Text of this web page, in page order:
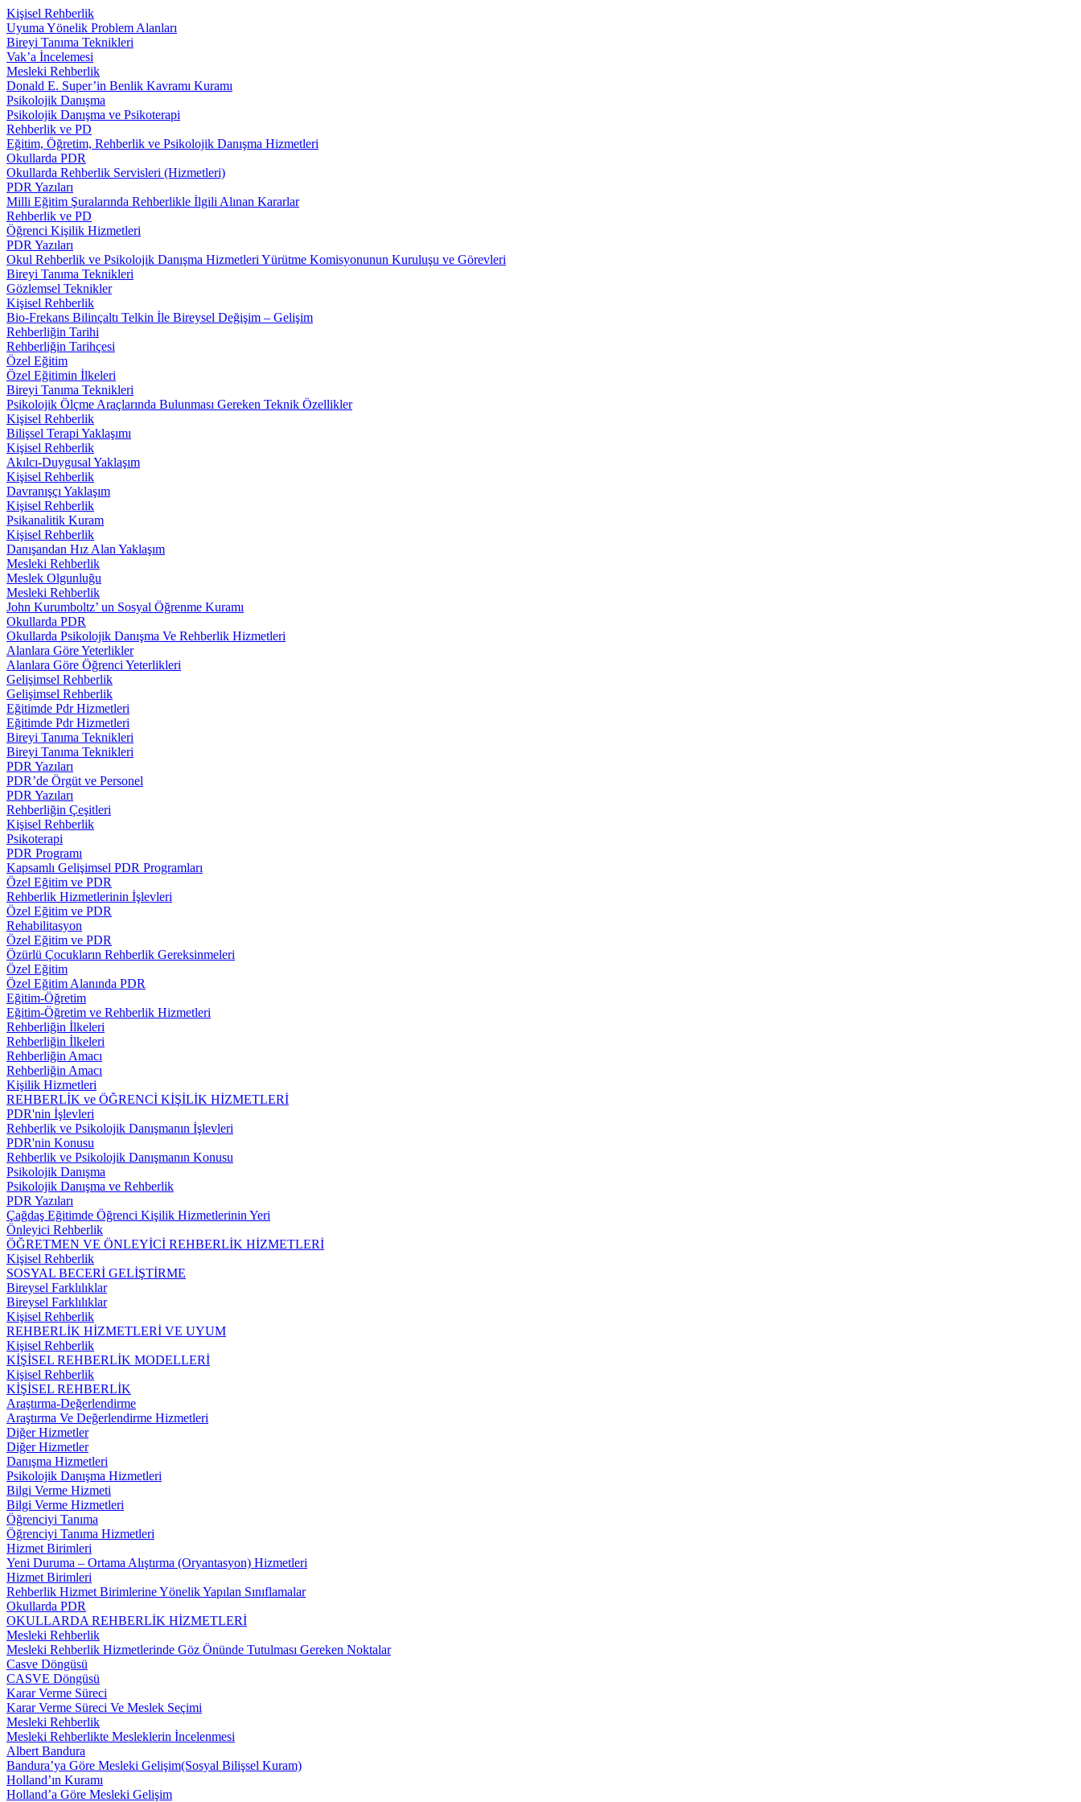
Kişisel Rehberlik
Uyuma Yönelik Problem Alanları
Bireyi Tanıma Teknikleri
Vak’a İncelemesi
Mesleki Rehberlik
Donald E. Super’in Benlik Kavramı Kuramı
Psikolojik Danışma
Psikolojik Danışma ve Psikoterapi
Rehberlik ve PD
Eğitim, Öğretim, Rehberlik ve Psikolojik Danışma Hizmetleri
Okullarda PDR
Okullarda Rehberlik Servisleri (Hizmetleri)
PDR Yazıları
Milli Eğitim Şuralarında Rehberlikle İlgili Alınan Kararlar
Rehberlik ve PD
Öğrenci Kişilik Hizmetleri
PDR Yazıları
Okul Rehberlik ve Psikolojik Danışma Hizmetleri Yürütme Komisyonunun Kuruluşu ve Görevleri
Bireyi Tanıma Teknikleri
Gözlemsel Teknikler
Kişisel Rehberlik
Bio-Frekans Bilinçaltı Telkin İle Bireysel Değişim – Gelişim
Rehberliğin Tarihi
Rehberliğin Tarihçesi
Özel Eğitim
Özel Eğitimin İlkeleri
Bireyi Tanıma Teknikleri
Psikolojik Ölçme Araçlarında Bulunması Gereken Teknik Özellikler
Kişisel Rehberlik
Bilişsel Terapi Yaklaşımı
Kişisel Rehberlik
Akılcı-Duygusal Yaklaşım
Kişisel Rehberlik
Davranışçı Yaklaşım
Kişisel Rehberlik
Psikanalitik Kuram
Kişisel Rehberlik
Danışandan Hız Alan Yaklaşım
Mesleki Rehberlik
Meslek Olgunluğu
Mesleki Rehberlik
John Kurumboltz’ un Sosyal Öğrenme Kuramı
Okullarda PDR
Okullarda Psikolojik Danışma Ve Rehberlik Hizmetleri
Alanlara Göre Yeterlikler
Alanlara Göre Öğrenci Yeterlikleri
Gelişimsel Rehberlik
Gelişimsel Rehberlik
Eğitimde Pdr Hizmetleri
Eğitimde Pdr Hizmetleri
Bireyi Tanıma Teknikleri
Bireyi Tanıma Teknikleri
PDR Yazıları
PDR’de Örgüt ve Personel
PDR Yazıları
Rehberliğin Çeşitleri
Kişisel Rehberlik
Psikoterapi
PDR Programı
Kapsamlı Gelişimsel PDR Programları
Özel Eğitim ve PDR
Rehberlik Hizmetlerinin İşlevleri
Özel Eğitim ve PDR
Rehabilitasyon
Özel Eğitim ve PDR
Özürlü Çocukların Rehberlik Gereksinmeleri
Özel Eğitim
Özel Eğitim Alanında PDR
Eğitim-Öğretim
Eğitim-Öğretim ve Rehberlik Hizmetleri
Rehberliğin İlkeleri
Rehberliğin İlkeleri
Rehberliğin Amacı
Rehberliğin Amacı
Kişilik Hizmetleri
REHBERLİK ve ÖĞRENCİ KİŞİLİK HİZMETLERİ
PDR'nin İşlevleri
Rehberlik ve Psikolojik Danışmanın İşlevleri
PDR'nin Konusu
Rehberlik ve Psikolojik Danışmanın Konusu
Psikolojik Danışma
Psikolojik Danışma ve Rehberlik
PDR Yazıları
Çağdaş Eğitimde Öğrenci Kişilik Hizmetlerinin Yeri
Önleyici Rehberlik
ÖĞRETMEN VE ÖNLEYİCİ REHBERLİK HİZMETLERİ
Kişisel Rehberlik
SOSYAL BECERİ GELİŞTİRME
Bireysel Farklılıklar
Bireysel Farklılıklar
Kişisel Rehberlik
REHBERLİK HİZMETLERİ VE UYUM
Kişisel Rehberlik
KİŞİSEL REHBERLİK MODELLERİ
Kişisel Rehberlik
KİŞİSEL REHBERLİK
Araştırma-Değerlendirme
Araştırma Ve Değerlendirme Hizmetleri
Diğer Hizmetler
Diğer Hizmetler
Danışma Hizmetleri
Psikolojik Danışma Hizmetleri
Bilgi Verme Hizmeti
Bilgi Verme Hizmetleri
Öğrenciyi Tanıma
Öğrenciyi Tanıma Hizmetleri
Hizmet Birimleri
Yeni Duruma – Ortama Alıştırma (Oryantasyon) Hizmetleri
Hizmet Birimleri
Rehberlik Hizmet Birimlerine Yönelik Yapılan Sınıflamalar
Okullarda PDR
OKULLARDA REHBERLİK HİZMETLERİ
Mesleki Rehberlik
Mesleki Rehberlik Hizmetlerinde Göz Önünde Tutulması Gereken Noktalar
Casve Döngüsü
CASVE Döngüsü
Karar Verme Süreci
Karar Verme Süreci Ve Meslek Seçimi
Mesleki Rehberlik
Mesleki Rehberlikte Mesleklerin İncelenmesi
Albert Bandura
Bandura’ya Göre Mesleki Gelişim(Sosyal Bilişsel Kuram)
Holland’ın Kuramı
Holland’a Göre Mesleki Gelişim